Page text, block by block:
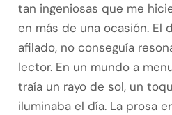
tan ingeniosas que me
en más de una ocasión. El
afilado, no conseguía
lector. En un mundo a
traía un rayo de sol, un
iluminaba el día. La prosa